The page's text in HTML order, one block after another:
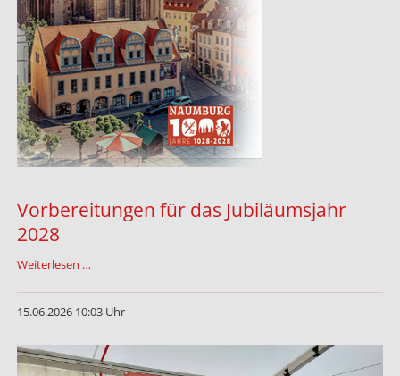
Vorbereitungen für das Jubiläumsjahr
2028
Weiterlesen …Vorbereitungen
Jubiläumsjahr
15.06.2026 10:03 Uhr